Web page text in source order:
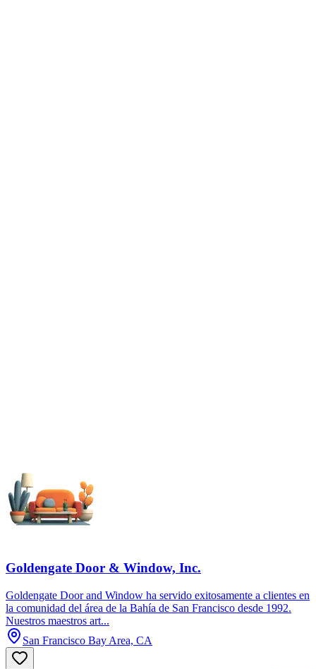
Goldengate Door & Window, Inc.
Goldengate Door and Window ha servido exitosamente a clientes en
la comunidad del área de la Bahía de San Francisco desde 1992.
Nuestros maestros art...
San Francisco Bay Area, CA